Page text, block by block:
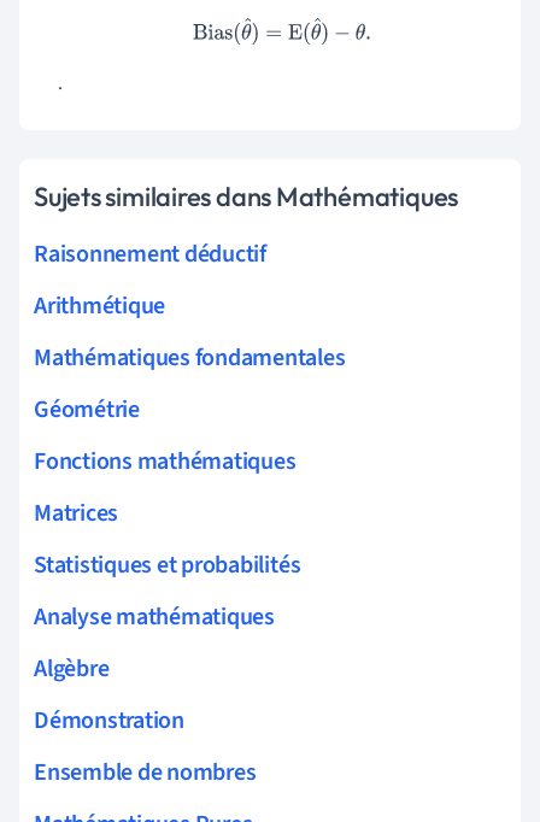
Bias(θ ^)= E(θ^)−θ.
.
Sujets similaires dans Mathématiques
Raisonnement déductif
Arithmétique
Mathématiques fondamentales
Géométrie
Fonctions mathématiques
Matrices
Statistiques et probabilités
Analyse mathématiques
Algèbre
Démonstration
Ensemble de nombres